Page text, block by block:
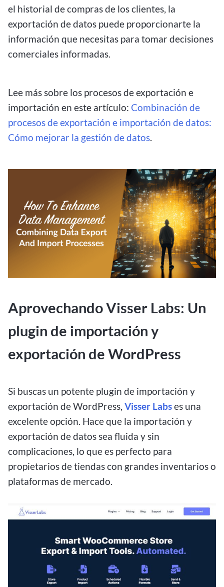
el historial de compras de los clientes, la
exportación de datos puede proporcionarte la
información que necesitas para tomar decisiones
comerciales informadas.
Lee más sobre los procesos de exportación e
importación en este artículo: Combinación de
procesos de exportación e importación de datos:
Cómo mejorar la gestión de datos.
Aprovechando Visser Labs: Un
plugin de importación y
exportación de WordPress
Si buscas un potente plugin de importación y
exportación de WordPress, Visser Labses una
excelente opción. Hace que la importación y
exportación de datos sea fluida y sin
complicaciones, lo que es perfecto para
propietarios de tiendas con grandes inventarios o
plataformas de mercado.